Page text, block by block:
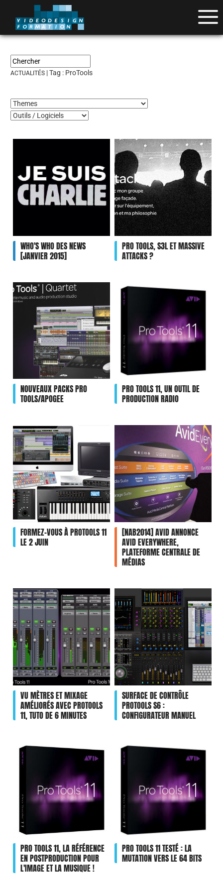
ACTUALITÉS | Tag : ProTools
WHO'S WHO DES NEWS
[JANVIER 2015]
PRO TOOLS, S3L ET MASSIVE
ATTACKS ?
NOUVEAUX PACKS PRO
TOOLS/APOGEE
PRO TOOLS 11, UN OUTIL DE
PRODUCTION RADIO
FORMEZ-VOUS À PROTOOLS 11
LE 2 JUIN
[NAB2014] AVID ANNONCE
AVID EVERYWHERE,
PLATEFORME CENTRALE DE
MÉDIAS
VU MÈTRES ET MIXAGE
AMÉLIORÉS AVEC PROTOOLS
11, TUTO DE 6 MINUTES
SURFACE DE CONTRÔLE
PROTOOLS S6 :
CONFIGURATEUR MANUEL
PRO TOOLS 11, LA RÉFÉRENCE
EN POSTPRODUCTION POUR
L'IMAGE ET LA MUSIQUE !
PRO TOOLS 11 TESTÉ : LA
MUTATION VERS LE 64 BITS